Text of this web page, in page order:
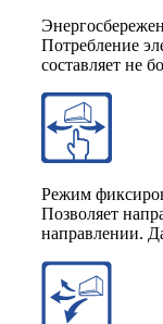
Потребление
составляет не
Режим
Позволяет
направлении.